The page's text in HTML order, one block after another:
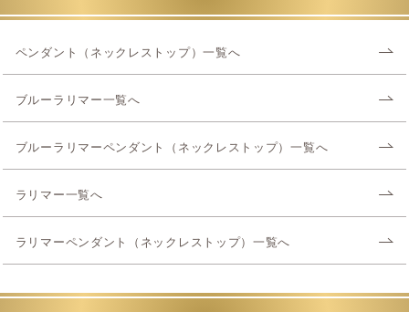
ペンダント（ネックレストップ）一覧へ
ブルーラリマー一覧へ
ブルーラリマーペンダント（ネックレストップ）一覧へ
ラリマー一覧へ
ラリマーペンダント（ネックレストップ）一覧へ